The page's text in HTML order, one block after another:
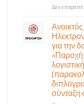
Δεν
για την
σύνταξη